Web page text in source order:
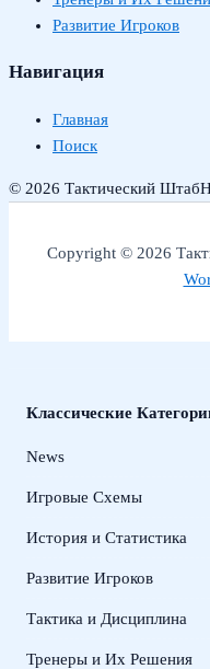
Развитие Игроков
Навигация
Главная
Поиск
© 2026 Тактический Штаб
Copyright © 2026
Классические
News
Игровые Схемы
История и Статистика
Развитие Игроков
Тактика и Дисциплина
Тренеры и Их Решения